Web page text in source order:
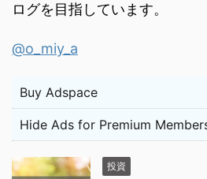
ログを目指しています。
@o_miy_a
Buy Adspace
Hide Ads for Premium
投資